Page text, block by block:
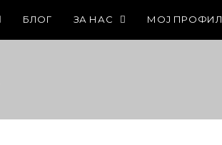
БЛОГ ЗА НАС МОЈ ПРОФИЛ